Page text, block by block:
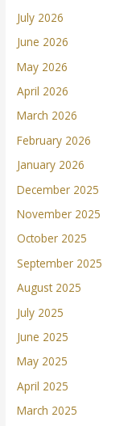
July 2026
June 2026
May 2026
April 2026
March 2026
February 2026
January 2026
December 2025
November 2025
October 2025
September 2025
August 2025
July 2025
June 2025
May 2025
April 2025
March 2025